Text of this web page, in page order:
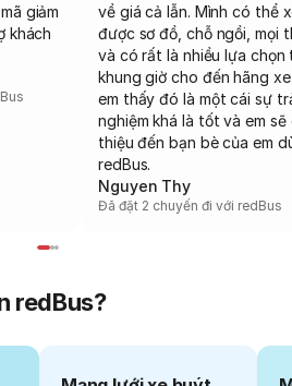
giảm
khách
về giá cả lẫn. Mình có thể
được sơ đồ, chỗ ngồi, mọi
và có rất là nhiều lựa chọn
khung giờ cho đến hãng
em thấy đó là một cái sự
nghiệm khá là tốt và em sẽ
thiệu đến bạn bè của em
redBus.
Nguyen Thy
Đã đặt 2 chuyến đi với redBus
redBus?